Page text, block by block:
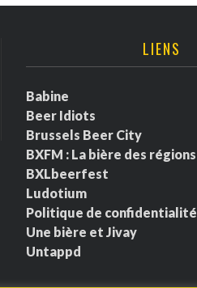
LIENS
Babine
Beer Idiots
Brussels Beer City
BXFM : La bière des régions
BXLbeerfest
Ludotium
Politique de confidentialité
Une bière et Jivay
Untappd